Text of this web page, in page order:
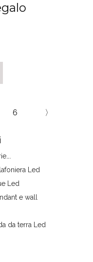
6 〉
Led
Led
e wall
da terra Led